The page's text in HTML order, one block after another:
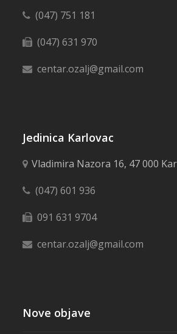
(047) 751 181
(047) 631 970
centar.ozalj@gmail.com
Jedinica Karlovac
Vladimira Nazora 16, 47 000
(047) 601 936
091 631 9704
centar.ozalj@gmail.com
Nove objave